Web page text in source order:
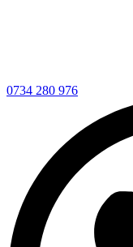
0734 280 976